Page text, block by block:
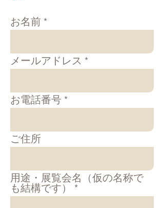
お名前
メールアドレス
お電話番号
ご住所
用途・展覧会名（仮の名称で
も結構です）